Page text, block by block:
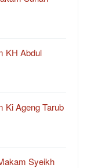
KH Abdul
Ki Ageng Tarub
Syeikh